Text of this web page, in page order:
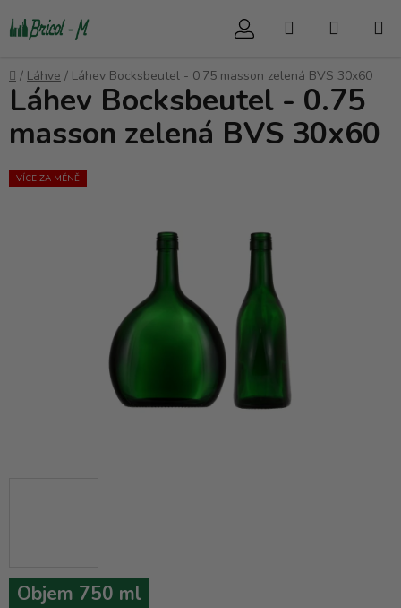
na
Hledat
Domů
/ Láhve / Láhev Bocksbeutel - 0.75 masson zelená BVS 30x60
Objem 750 ml
Láhev Bocksbeutel - 0.75
masson zelená BVS 30x60
VÍCE ZA MÉNĚ